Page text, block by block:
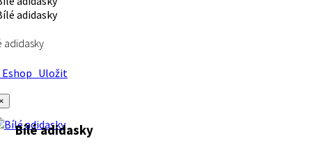
adidasky
Uložit
Bílé adidasky